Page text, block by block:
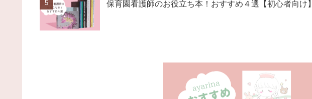
保育園看護師のお役立ち本！おすすめ４選【初心者向け】